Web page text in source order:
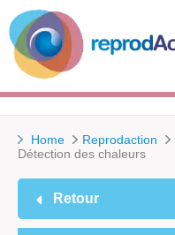
Home Reprodaction
Détection des chaleurs
Retour